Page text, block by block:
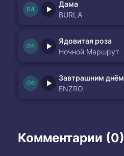
Дама
BURLA
Ядовитая роза
Ночной Маршрут
Завтрашним днём
ENZRO
Комментарии (0)